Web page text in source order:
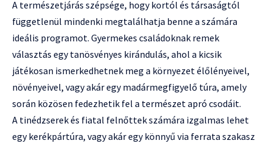
A természetjárás szépsége, hogy kortól és társaságtól
függetlenül mindenki megtalálhatja benne a számára
ideális programot. Gyermekes családoknak remek
választás egy tanösvényes kirándulás, ahol a kicsik
játékosan ismerkedhetnek meg a környezet élőlényeivel,
növényeivel, vagy akár egy madármegfigyelő túra, amely
során közösen fedezhetik fel a természet apró csodáit.
A tinédzserek és fiatal felnőttek számára izgalmas lehet
egy kerékpártúra, vagy akár egy könnyű via ferrata szakasz